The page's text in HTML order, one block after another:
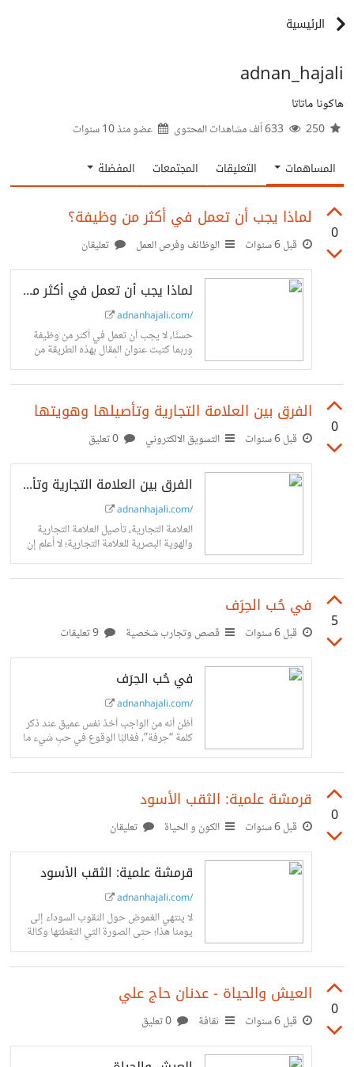
الرئيسية
adnan_hajali
هاكونا ماتاتا
عضو منذ10 سنوات
المساهمات التعليقات المجتمعات المفضلة
0
لماذا يجب أن تعمل في أكثر من وظيفة؟
قبل 6 سنوات الوظائف وفرص العمل تعليقان
لماذا يجب أن تعمل في أكثر من وظيفة؟
adnanhajali.com/
حسنًا، لا يجب أن تعمل في أكثر من وظيفة
وربما كتبت عنوان المقال بهذه الطريقة من
أجل تضخيم الأمر لا أكثر! ولكن، من وجهة
0
الفرق بين العلامة التجارية وتأصيلها وهويتها
قبل 6 سنوات التسويق الالكتروني
الفرق بين العلامة التجارية وتأصيلها وهويتها
adnanhajali.com/
العلامة التجارية، تأصيل العلامة التجارية
والهوية البصرية للعلامة التجارية؛ لا أعلم إن
كانت ترجمة المصطلحات المتعلقة بالبراند
5
في حُب الحِرَف
قبل 6 سنوات قصص وتجارب شخصية
في حُب الحِرَف
adnanhajali.com/
أظن أنه من الواجب أخذ نفس عميق عند ذكر
كلمة “حِرفة”، فغالبًا الوقوع في حب شيء ما
يدفعك لأخذ نفس طويل عند ذكره أو
0
قرمشة علمية: الثقب الأسود
قبل 6 سنوات الكون و الحياة تعليقان
قرمشة علمية: الثقب الأسود
adnanhajali.com/
لا ينتهي الغموض حول الثقوب السوداء إلى
يومنا هذا؛ حتى الصورة التي التقطتها وكالة
ناسا كانت لتأثير الثقب الأسود “أفق الحدث”
0
العيش والحياة - عدنان حاج علي
قبل 6 سنوات ثقافة